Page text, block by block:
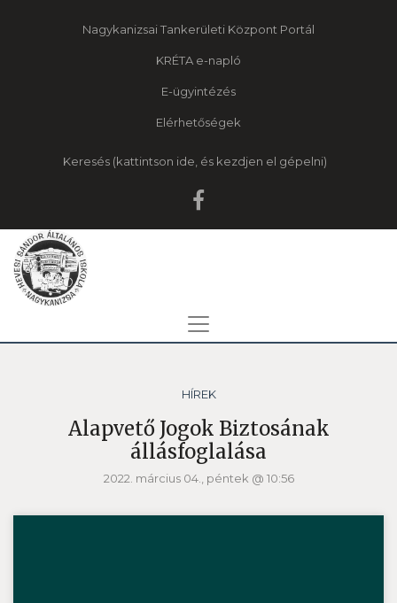
Nagykanizsai Tankerületi Központ Portál
KRÉTA e-napló
E-ügyintézés
Elérhetőségek
Keresés
HÍREK
Alapvető Jogok Biztosának
állásfoglalása
2022. március 04., péntek @ 10:56